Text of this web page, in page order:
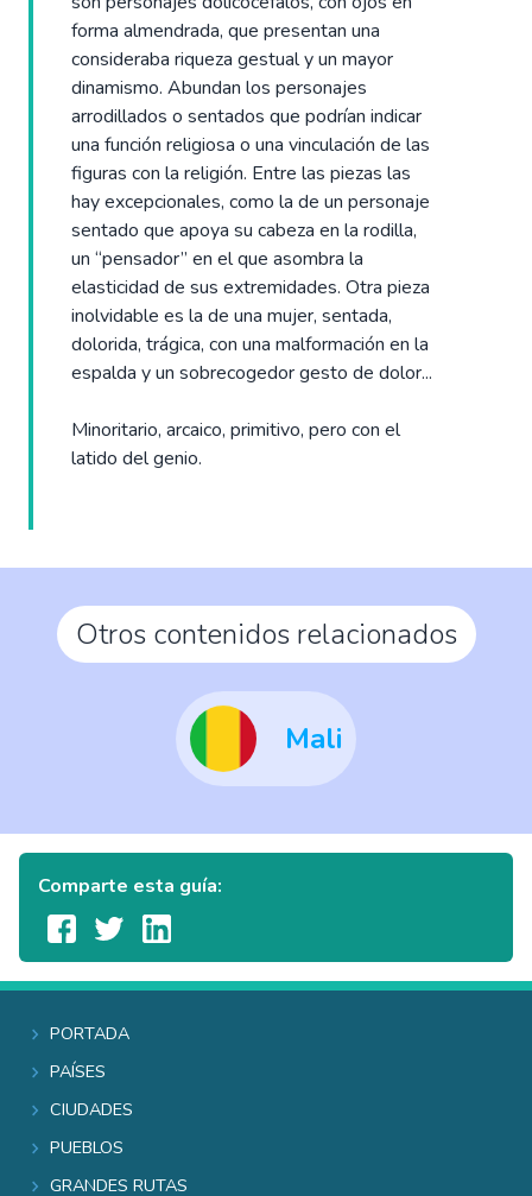
forma almendrada, que presentan una
consideraba riqueza gestual y un mayor
dinamismo. Abundan los personajes
arrodillados o sentados que podrían indicar
una función religiosa o una vinculación de las
figuras con la religión. Entre las piezas las
hay excepcionales, como la de un personaje
sentado que apoya su cabeza en la rodilla,
un “pensador” en el que asombra la
elasticidad de sus extremidades. Otra pieza
inolvidable es la de una mujer, sentada,
dolorida, trágica, con una malformación en la
espalda y un sobrecogedor gesto de dolor...
Minoritario, arcaico, primitivo, pero con el
latido del genio.
Otros contenidos relacionados
Mali
Comparte esta guía:
Portada
Países
Ciudades
Pueblos
Grandes rutas